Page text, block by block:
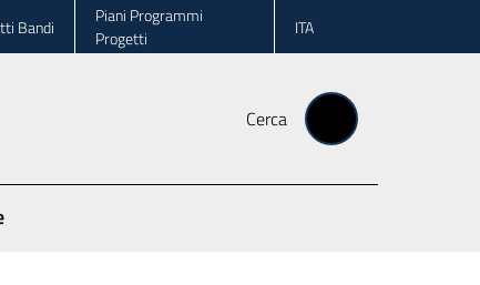
Bandi
Piani Programmi
Progetti
ITA
Cerca